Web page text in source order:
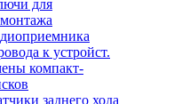
для
к устройст.
компакт-
заднего хода